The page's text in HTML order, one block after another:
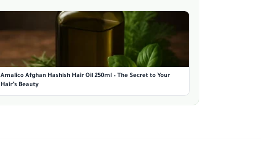
Amalico Afghan Hashish Hair Oil 250ml – The Secret to Your
Hair’s Beauty